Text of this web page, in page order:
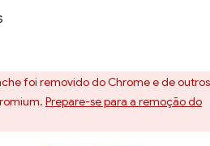
foi removido do Chrome e de outros
Prepare-se para a remoção do